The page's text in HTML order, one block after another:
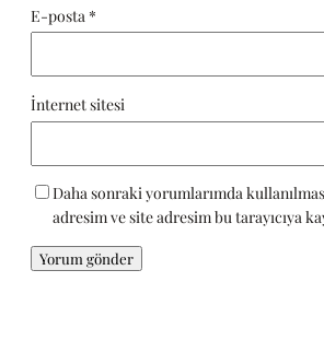
E-posta *
İnternet sitesi
Daha sonraki yorumlarımda
adresim ve site adresim bu tarayıcıya